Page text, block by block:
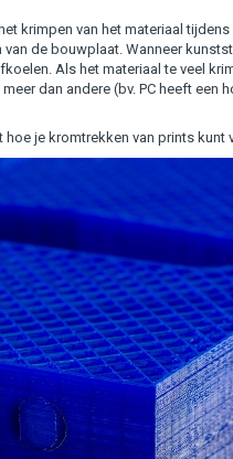
krimpen van het materiaal
de bouwplaat. Wanneer
Als het materiaal te veel
dan andere (bv. PC heeft een
je kromtrekken van prints kunt